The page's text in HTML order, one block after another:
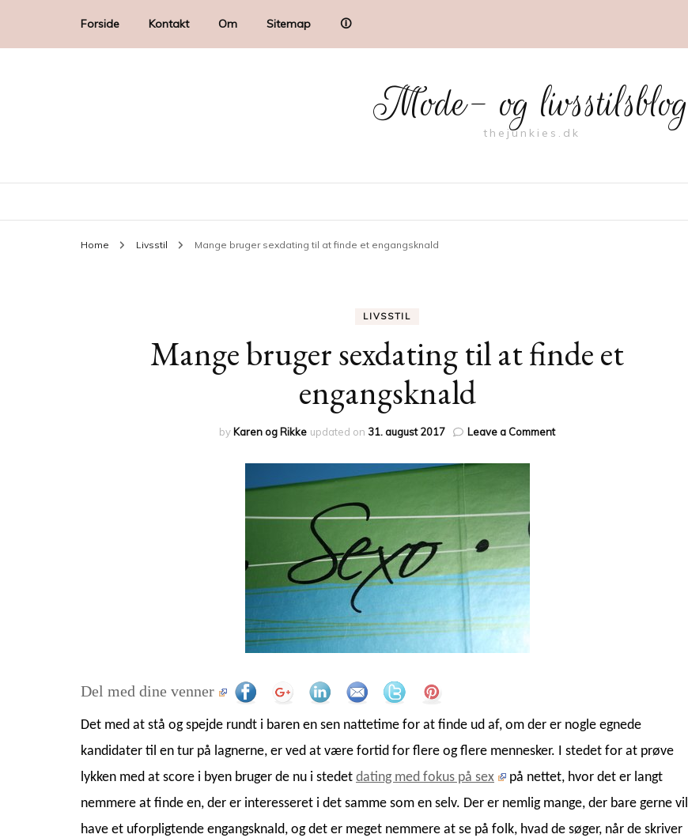
Forside Kontakt Om Sitemap 🛈
Mode- og livsstilsblog
thejunkies.dk
Home Livsstil Mange bruger sexdating til at finde et engangsknald
LIVSSTIL
Mange bruger sexdating til at finde et
engangsknald
by Karen og Rikke updated on 31. august 2017 Leave a Commenton
Del med dine venner
Det med at stå og spejde rundt i baren en sen nattetime for at finde ud af, om der er nogle egnede
kandidater til en tur på lagnerne, er ved at være fortid for flere og flere mennesker. I stedet for at prøve
lykken med at score i byen bruger de nu i stedet dating med fokus på sex
på nettet, hvor det er langt
nemmere at finde en, der er interesseret i det samme som en selv. Der er nemlig mange, der bare gerne vil
have et uforpligtende engangsknald, og det er meget nemmere at se på folk, hvad de søger, når de skriver